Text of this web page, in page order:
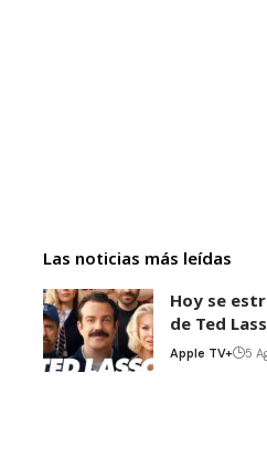
Las noticias más leídas
Hoy se
de Ted
Apple TV+ 5